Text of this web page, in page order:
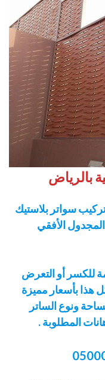
بالرياض
سواتر بلاستيك
الأفقي
للكسر أو التعرض
هذا بأسعار مميزة
ونوع الساتر
المطلوبة .